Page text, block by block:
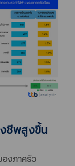
ชีพสูงขึ้น
องภาครัว